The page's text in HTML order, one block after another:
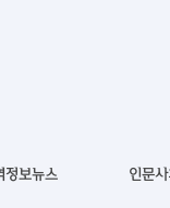
정보뉴스 인문